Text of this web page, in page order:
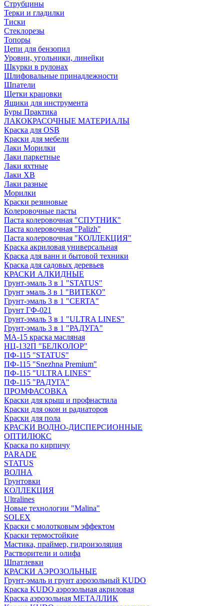
Струбцины
Терки и гладилки
Тиски
Стеклорезы
Топоры
Цепи для бензопил
Уровни, угольники, линейки
Шкурки в рулонах
Шлифовальные принадлежности
Шпатели
Щетки крацовки
Ящики для инструмента
Буры Практика
ЛАКОКРАСОЧНЫЕ МАТЕРИАЛЫ
Краска для OSB
Краски для мебели
Лаки Морилки
Лаки паркетные
Лаки яхтные
Лаки ХВ
Лаки разные
Морилки
Краски резиновые
Колеровочные пасты
Паста колеровочная "СПУТНИК"
Паста колеровочная "Palizh"
Паста колеровочная "КОЛЛЕКЦИЯ"
Краска акриловая универсальная
Краска для ванн и бытовой техники
Краска для садовых деревьев
КРАСКИ АЛКИДНЫЕ
Грунт-эмаль 3 в 1 "STATUS"
Грунт эмаль 3 в 1 "ВИТЕКО"
Грунт-эмаль 3 в 1 "CERTA"
Грунт ГФ-021
Грунт-эмаль 3 в 1 "ULTRA LINES"
Грунт-эмаль 3 в 1 "РАДУГА"
МА-15 краска масляная
НЦ-132П "БЕЛКОЛОР"
ПФ-115 "STATUS"
ПФ-115 "Snezhna Premium"
ПФ-115 "ULTRA LINES"
ПФ-115 "РАДУГА"
ПРОМФАСОВКА
Краски для крыш и профнастила
Краски для окон и радиаторов
Краски для пола
КРАСКИ ВОДНО-ДИСПЕРСИОННЫЕ
ОПТИЛЮКС
Краска по кирпичу
PARADE
STATUS
ВОЛНА
Грунтовки
КОЛЛЕКЦИЯ
Ultralines
Новые технологии "Malina"
SOLEX
Краски с молотковым эффектом
Краски термостойкие
Мастика, праймер, гидроизоляция
Растворители и олифа
Шпатлевки
КРАСКИ АЭРОЗОЛЬНЫЕ
Грунт-эмаль и грунт аэрозольный KUDO
Краска KUDO аэрозольная акриловая
Краска аэрозольная МЕТАЛЛИК